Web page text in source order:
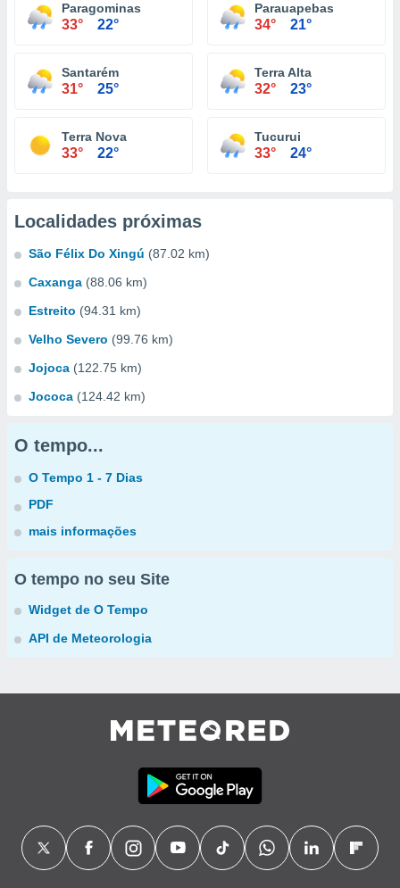
Paragominas
33° 22°
Parauapebas
34° 21°
Santarém
31° 25°
Terra Alta
32° 23°
Terra Nova
33° 22°
Tucurui
33° 24°
Localidades próximas
São Félix Do Xingú (87.02 km)
Caxanga (88.06 km)
Estreito (94.31 km)
Velho Severo (99.76 km)
Jojoca (122.75 km)
Jococa (124.42 km)
O tempo...
O Tempo 1 - 7 Dias
PDF
mais informações
O tempo no seu Site
Widget de O Tempo
API de Meteorologia